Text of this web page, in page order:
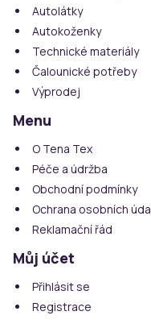
Autolátky
Autokoženky
Technické materiály
Čalounické potřeby
Výprodej
Menu
O Tena Tex
Péče a údržba
Obchodní podmínky
Ochrana osobních
Reklamační řád
Můj účet
Přihlásit se
Registrace